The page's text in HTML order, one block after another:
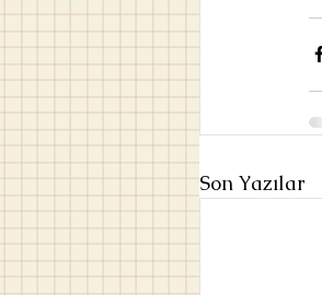
Son Yazılar